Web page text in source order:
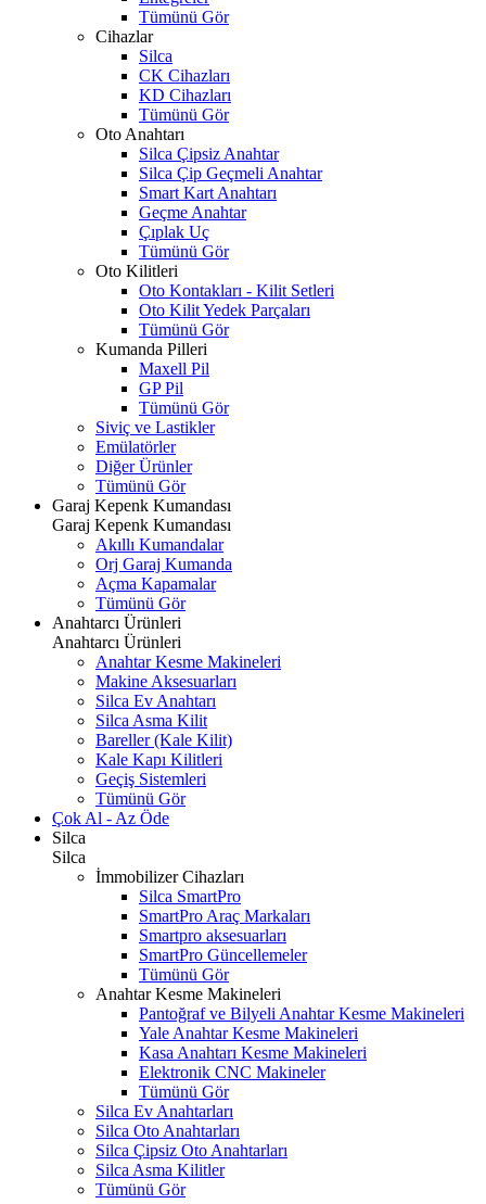
Tümünü Gör
Cihazlar
Silca
CK Cihazları
KD Cihazları
Tümünü Gör
Oto Anahtarı
Silca Çipsiz Anahtar
Silca Çip Geçmeli Anahtar
Smart Kart Anahtarı
Geçme Anahtar
Çıplak Uç
Tümünü Gör
Oto Kilitleri
Oto Kontakları - Kilit Setleri
Oto Kilit Yedek Parçaları
Tümünü Gör
Kumanda Pilleri
Maxell Pil
GP Pil
Tümünü Gör
Siviç ve Lastikler
Emülatörler
Diğer Ürünler
Tümünü Gör
Garaj Kepenk Kumandası
Garaj Kepenk Kumandası
Akıllı Kumandalar
Orj Garaj Kumanda
Açma Kapamalar
Tümünü Gör
Anahtarcı Ürünleri
Anahtarcı Ürünleri
Anahtar Kesme Makineleri
Makine Aksesuarları
Silca Ev Anahtarı
Silca Asma Kilit
Bareller (Kale Kilit)
Kale Kapı Kilitleri
Geçiş Sistemleri
Tümünü Gör
Çok Al - Az Öde
Silca
Silca
İmmobilizer Cihazları
Silca SmartPro
SmartPro Araç Markaları
Smartpro aksesuarları
SmartPro Güncellemeler
Tümünü Gör
Anahtar Kesme Makineleri
Pantoğraf ve Bilyeli Anahtar Kesme Makineleri
Yale Anahtar Kesme Makineleri
Kasa Anahtarı Kesme Makineleri
Elektronik CNC Makineler
Tümünü Gör
Silca Ev Anahtarları
Silca Oto Anahtarları
Silca Çipsiz Oto Anahtarları
Silca Asma Kilitler
Tümünü Gör